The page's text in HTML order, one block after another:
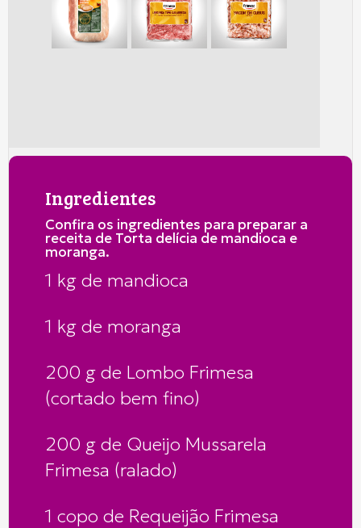
Ingredientes
Confira os ingredientes para preparar a
receita de Torta delícia de mandioca e
moranga.
1 kg de mandioca
1 kg de moranga
200 g de Lombo Frimesa
(cortado bem fino)
200 g de Queijo Mussarela
Frimesa (ralado)
1 copo de Requeijão Frimesa